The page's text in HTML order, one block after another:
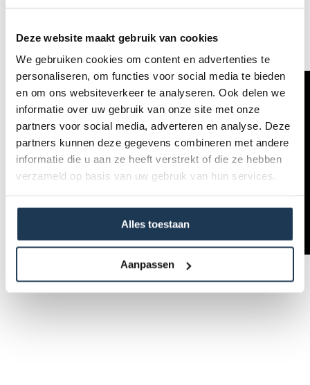
Deze website maakt gebruik van cookies
We gebruiken cookies om content en advertenties te
personaliseren, om functies voor social media te bieden
en om ons websiteverkeer te analyseren. Ook delen we
informatie over uw gebruik van onze site met onze
partners voor social media, adverteren en analyse. Deze
partners kunnen deze gegevens combineren met andere
informatie die u aan ze heeft verstrekt of die ze hebben
verzameld op basis van uw gebruik van hun services.
Alles toestaan
Aanpassen